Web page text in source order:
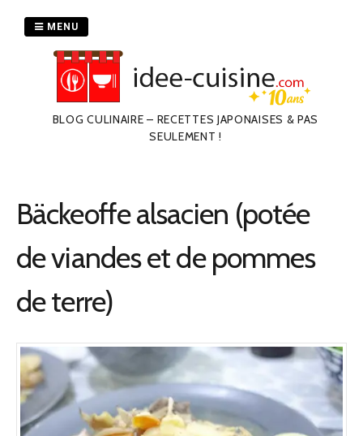
BLOG CULINAIRE – RECETTES JAPONAISES & PAS
SEULEMENT !
MENU
Bäckeoffe alsacien (potée
de viandes et de pommes
de terre)